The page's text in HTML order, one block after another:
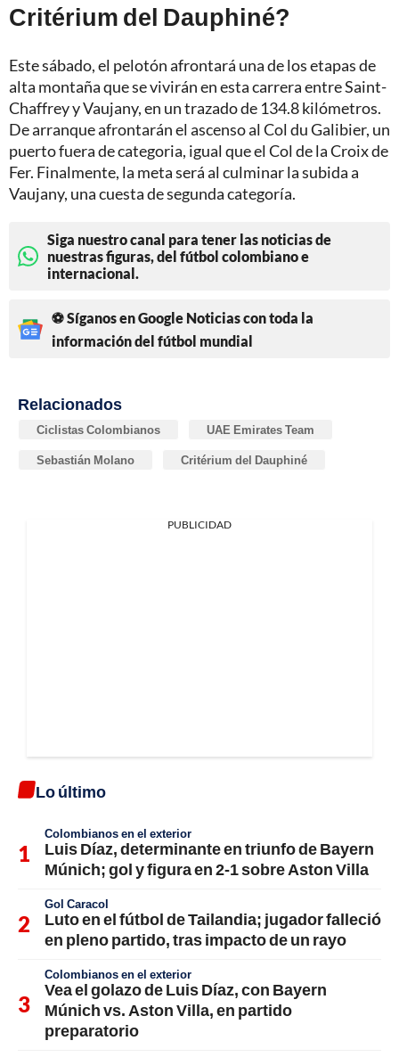
Critérium del Dauphiné?
Este sábado, el pelotón afrontará una de los etapas de
alta montaña que se vivirán en esta carrera entre Saint-
Chaffrey y Vaujany, en un trazado de 134.8 kilómetros.
De arranque afrontarán el ascenso al Col du Galibier, un
puerto fuera de categoria, igual que el Col de la Croix de
Fer. Finalmente, la meta será al culminar la subida a
Vaujany, una cuesta de segunda categoría.
Siga nuestro canal para tener las noticias de
nuestras figuras, del fútbol colombiano e
internacional.
⚽ Síganos en Google Noticias con toda la
información del fútbol mundial
Relacionados
Ciclistas Colombianos UAE Emirates Team
Sebastián Molano Critérium del Dauphiné
PUBLICIDAD
Lo último
Colombianos en el exterior
Luis Díaz, determinante en triunfo de Bayern
Múnich; gol y figura en 2-1 sobre Aston Villa
Gol Caracol
Luto en el fútbol de Tailandia; jugador falleció
en pleno partido, tras impacto de un rayo
Colombianos en el exterior
Vea el golazo de Luis Díaz, con Bayern
Múnich vs. Aston Villa, en partido
preparatorio